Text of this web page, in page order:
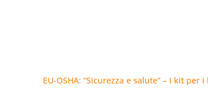
EU-OSHA: “Sicurezza e salute” – I kit